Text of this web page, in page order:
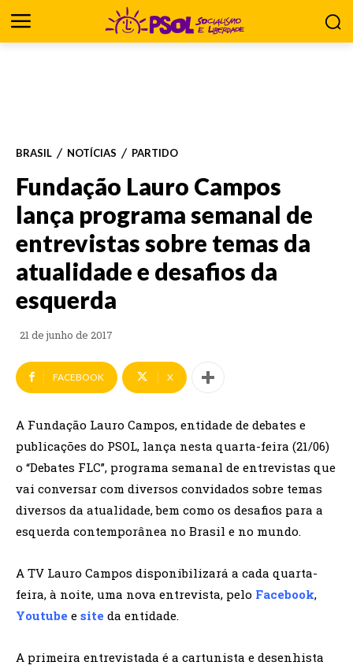
BRASIL NOTÍCIAS PARTIDO
Fundação Lauro Campos
lança programa semanal de
entrevistas sobre temas da
atualidade e desafios da
esquerda
21 de junho de 2017
FACEBOOK X
A Fundação Lauro Campos, entidade de debates e
publicações do PSOL, lança nesta quarta-feira (21/06)
o “Debates FLC”, programa semanal de entrevistas que
vai conversar com diversos convidados sobre temas
diversos da atualidade, bem como os desafios para a
esquerda contemporânea no Brasil e no mundo.
A TV Lauro Campos disponibilizará a cada quarta-
feira, à noite, uma nova entrevista, pelo Facebook,
Youtube e site da entidade.
A primeira entrevistada é a cartunista e desenhista